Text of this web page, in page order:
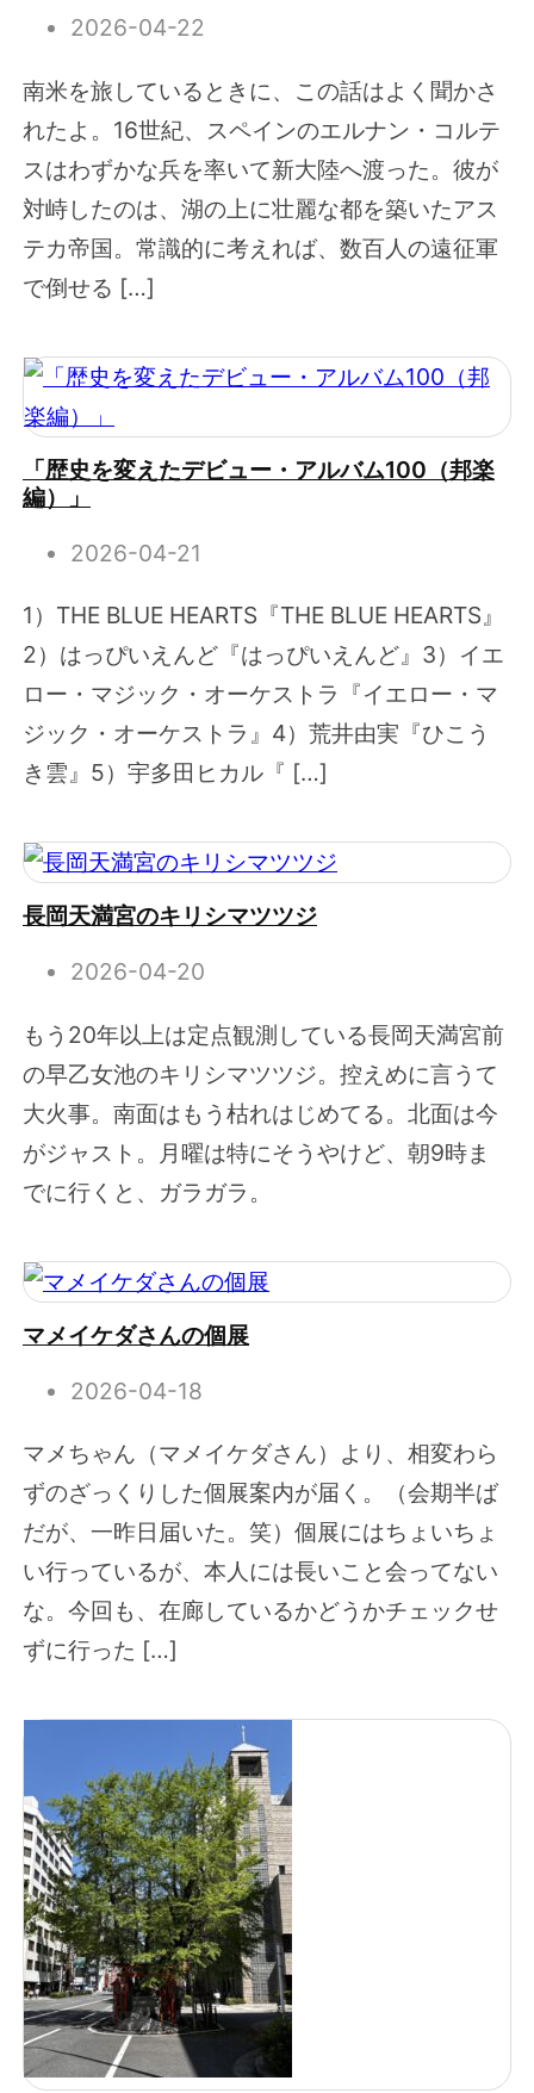
2026-04-22
南米を旅しているときに、この話はよく聞かさ
れたよ。16世紀、スペインのエルナン・コルテ
スはわずかな兵を率いて新大陸へ渡った。彼が
対峙したのは、湖の上に壮麗な都を築いたアス
テカ帝国。常識的に考えれば、数百人の遠征軍
で倒せる […]
「歴史を変えたデビュー・アルバム100（邦楽
編）」
2026-04-21
1）THE BLUE HEARTS『THE BLUE HEARTS』
2）はっぴいえんど『はっぴいえんど』3）イエ
ロー・マジック・オーケストラ『イエロー・マ
ジック・オーケストラ』4）荒井由実『ひこう
き雲』5）宇多田ヒカル『 […]
長岡天満宮のキリシマツツジ
2026-04-20
もう20年以上は定点観測している長岡天満宮前
の早乙女池のキリシマツツジ。控えめに言うて
大火事。南面はもう枯れはじめてる。北面は今
がジャスト。月曜は特にそうやけど、朝9時ま
でに行くと、ガラガラ。
マメイケダさんの個展
2026-04-18
マメちゃん（マメイケダさん）より、相変わら
ずのざっくりした個展案内が届く。（会期半ば
だが、一昨日届いた。笑）個展にはちょいちょ
い行っているが、本人には長いこと会ってない
な。今回も、在廊しているかどうかチェックせ
ずに行った […]